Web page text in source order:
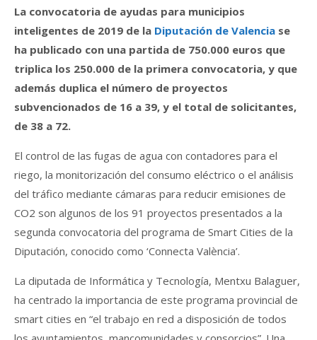
La convocatoria de ayudas para municipios
inteligentes de 2019 de la Diputación de Valencia se
ha publicado con una partida de 750.000 euros que
triplica los 250.000 de la primera convocatoria, y que
además duplica el número de proyectos
subvencionados de 16 a 39, y el total de solicitantes,
de 38 a 72.
El control de las fugas de agua con contadores para el
riego, la monitorización del consumo eléctrico o el análisis
del tráfico mediante cámaras para reducir emisiones de
CO2 son algunos de los 91 proyectos presentados a la
segunda convocatoria del programa de Smart Cities de la
Diputación, conocido como ‘Connecta València’.
La diputada de Informática y Tecnología, Mentxu Balaguer,
ha centrado la importancia de este programa provincial de
smart cities en “el trabajo en red a disposición de todos